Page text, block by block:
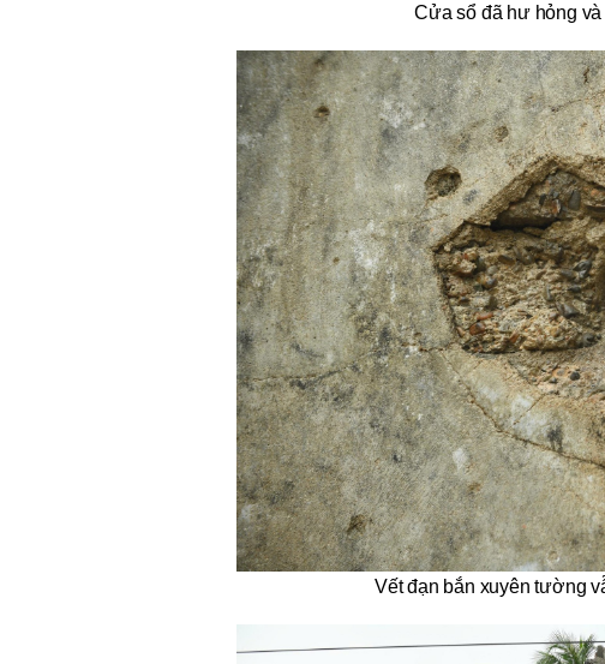
Cửa sổ đã hư hỏng
Vết đạn bắn xuyên tường